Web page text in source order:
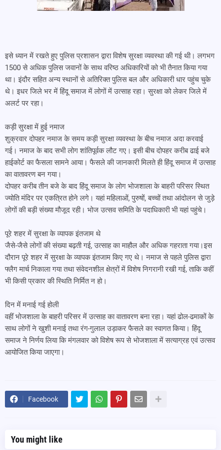
इसे ध्यान में रखते हुए पुलिस प्रशासन द्वारा विशेष सुरक्षा व्यवस्था की गई थी। लगभग
1500 से अधिक पुलिस जवानों के साथ वरिष्ठ अधिकारियों को भी तैनात किया गया
था। इंदौर सहित अन्य स्थानों से अतिरिक्त पुलिस बल और अधिकारी धार पहुंच चुके
थे। इधर जिले भर में हिंदू समाज में लोगों में उत्साह रहा। सुरक्षा को लेकर जिले में
अलर्ट पर रहा।
कड़ी सुरक्षा में हुई नमाज
शुक्रवार दोपहर नमाज के समय कड़ी सुरक्षा व्यवस्था के बीच नमाज अदा करवाई
गई। नमाज के बाद सभी लोग शांतिपूर्वक लौट गए। इसी बीच दोपहर करीब ढाई बजे
हाईकोर्ट का फैसला सामने आया। फैसले की जानकारी मिलते ही हिंदू समाज में उत्साह
का वातावरण बन गया।
दोपहर करीब तीन बजे के बाद हिंदू समाज के लोग भोजशाला के बाहरी परिसर स्थित
ज्योति मंदिर पर एकत्रित होने लगे। यहां महिलाओं, पुरुषों, बच्चों तथा आंदोलन से जुड़े
लोगों की बड़ी संख्या मौजूद रही। भोज उत्सव समिति के पदाधिकारी भी यहां पहुंचे।
पूरे शहर में सुरक्षा के व्यापक इंतजाम थे
जैसे-जैसे लोगों की संख्या बढ़ती गई, उत्साह का माहौल और अधिक गहराता गया।इस
दौरान पूरे शहर में सुरक्षा के व्यापक इंतजाम किए गए थे। नमाज से पहले पुलिस द्वारा
फ्लैग मार्च निकाला गया तथा संवेदनशील क्षेत्रों में विशेष निगरानी रखी गई, ताकि कहीं
भी किसी प्रकार की स्थिति निर्मित न हो।
दिन में मनाई गई होली
वहीं भोजशाला के बाहरी परिसर में उत्साह का वातावरण बना रहा। यहां ढोल-ढमाकों के
साथ लोगों ने खुशी मनाई तथा रंग-गुलाल उड़ाकर फैसले का स्वागत किया। हिंदू
समाज ने निर्णय लिया कि मंगलवार को विशेष रूप से भोजशाला में सत्याग्रह एवं उत्सव
आयोजित किया जाएगा।
Facebook
You might like